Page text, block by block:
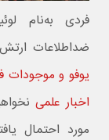
فردی به‌نام
ضداطلاعات ارتش
یوفو و موجودات
اخبار علمی
مورد احتمال